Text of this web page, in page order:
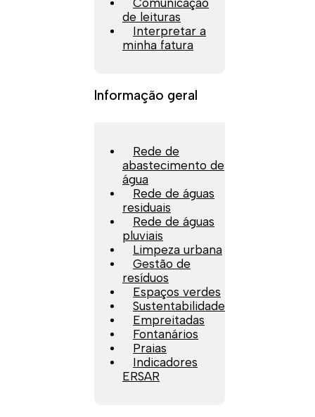
de leituras
Interpretar a
minha fatura
Informação geral
Rede de
abastecimento de
água
Rede de águas
residuais
Rede de águas
pluviais
Limpeza urbana
Gestão de
resíduos
Espaços verdes
Sustentabilidade
Empreitadas
Fontanários
Praias
Indicadores
ERSAR